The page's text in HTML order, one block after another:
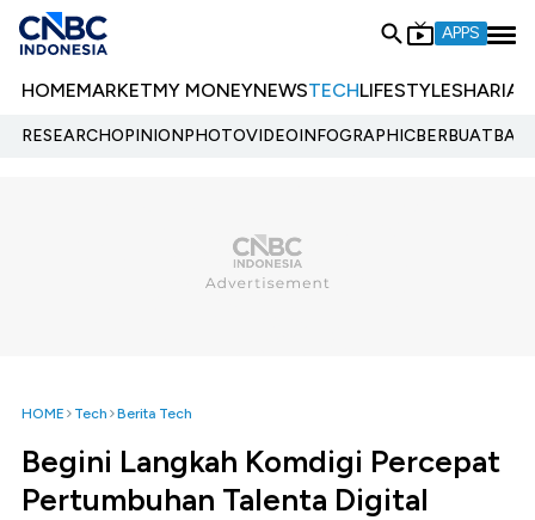
APPS
HOMEMARKETMY MONEYNEWSTECHLIFESTYLESHARIA
RESEARCHOPINIONPHOTOVIDEOINFOGRAPHIC
HOME Tech Berita Tech
Begini Langkah Komdigi Percepat
Pertumbuhan Talenta Digital